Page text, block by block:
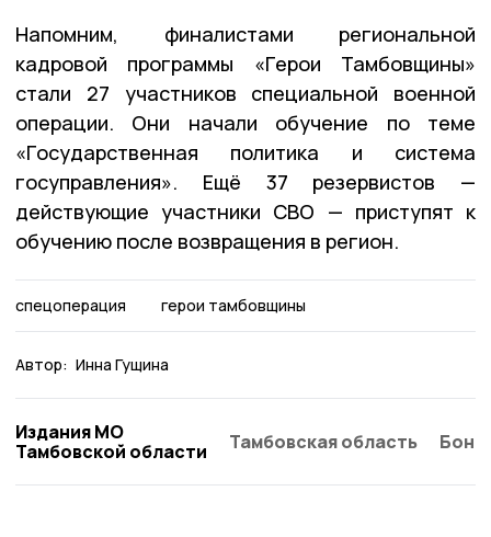
Напомним, финалистами региональной
кадровой программы «Герои Тамбовщины»
стали 27 участников специальной военной
операции. Они начали обучение по теме
«Государственная политика и система
госуправления». Ещё 37 резервистов —
действующие участники СВО — приступят к
обучению после возвращения в регион.
спецоперация герои тамбовщины
Автор: Инна Гущина
Издания МО
Тамбовской области
Тамбовская область